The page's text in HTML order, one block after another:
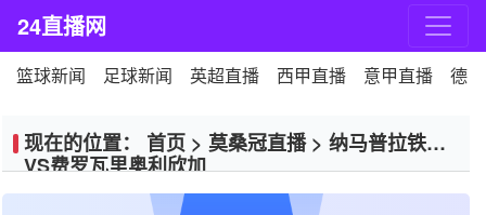
24直播网
篮球新闻 足球新闻 英超直播 西甲直播 意甲直播 德
现在的位置： 首页 > 莫桑冠直播> 纳马普拉铁路
VS费罗瓦里奥利欣加